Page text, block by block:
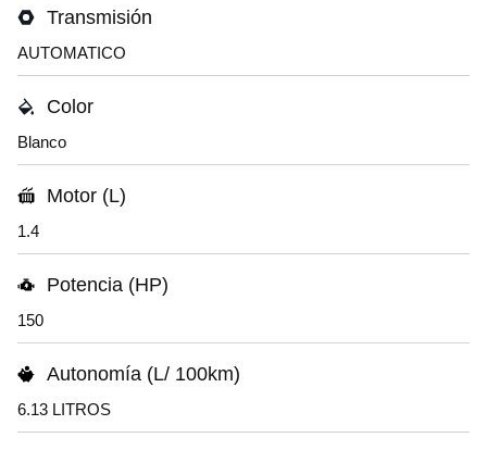
Transmisión
AUTOMATICO
Color
Blanco
Motor (L)
1.4
Potencia (HP)
150
Autonomía (L/ 100km)
6.13 LITROS